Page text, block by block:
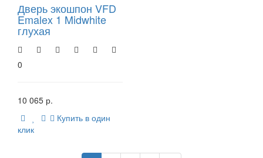
Дверь экошпон VFD
Emalex 1 Midwhite
глухая
0
10 065 р.
Купить в один
клик